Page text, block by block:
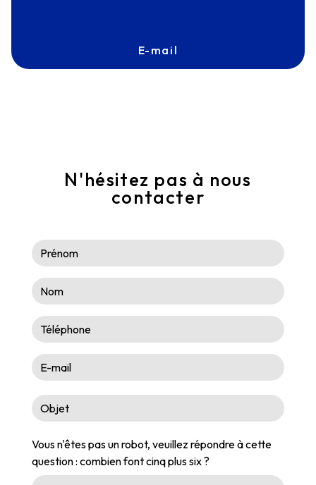
E-mail
frantz.touvron@antexmarine.com
N'hésitez pas à nous
contacter
Vous n'êtes pas un robot, veuillez répondre à cette
question : combien font cinq plus six ?